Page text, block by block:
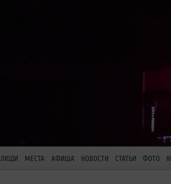
ЛЮДИ МЕСТА АФИША НОВОСТИ СТАТЬИ ФОТО